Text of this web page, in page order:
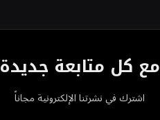
مع كل متابعة جديدة
اشترك في نشرتنا الإلكترونية مجاناً